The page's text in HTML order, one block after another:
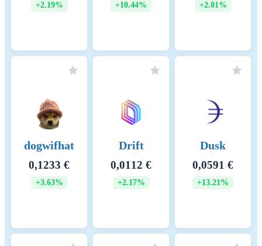
+2.19% +10.44% +2.01%
dogwifhat
0,1233 €
+3.63%
Drift
0,0112 €
+2.17%
Dusk
0,0591 €
+13.21%